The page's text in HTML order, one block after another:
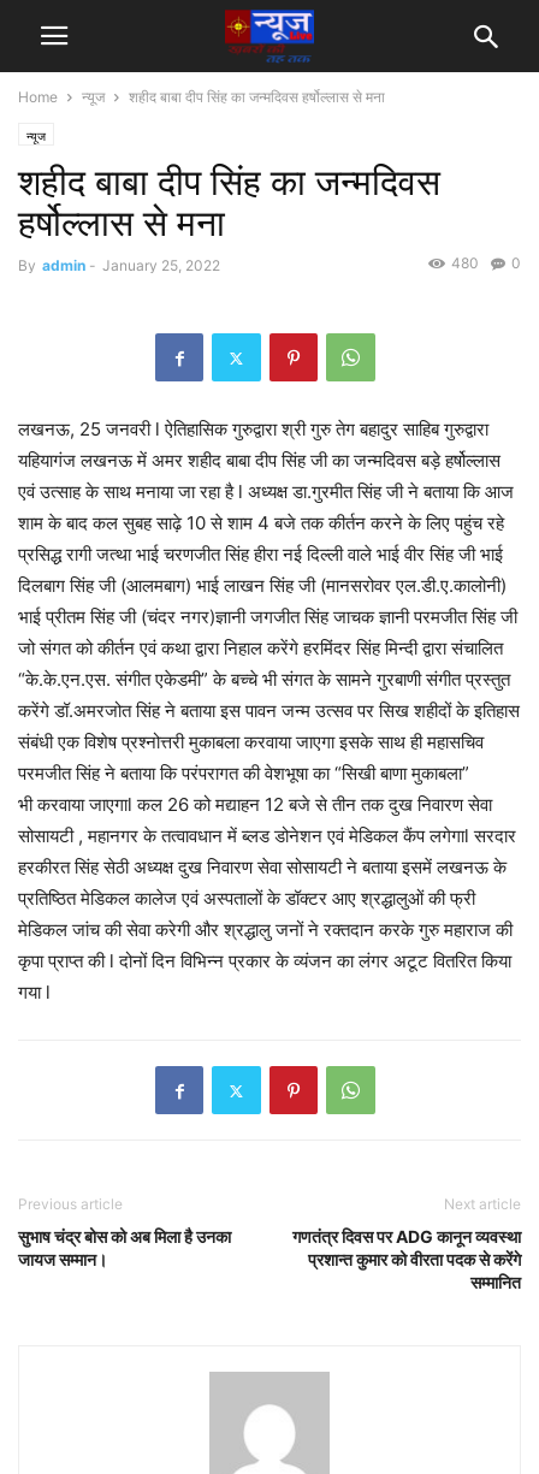
Home न्यूज शहीद बाबा दीप सिंह का जन्मदिवस हर्षोल्लास से मना
न्यूज
शहीद बाबा दीप सिंह का जन्मदिवस
हर्षोल्लास से मना
By admin - January 25, 2022 0
480
लखनऊ, 25 जनवरी l ऐतिहासिक गुरुद्वारा श्री गुरु तेग बहादुर साहिब गुरुद्वारा
यहियागंज लखनऊ में अमर शहीद बाबा दीप सिंह जी का जन्मदिवस बड़े हर्षोल्लास
एवं उत्साह के साथ मनाया जा रहा है l अध्यक्ष डा.गुरमीत सिंह जी ने बताया कि आज
शाम के बाद कल सुबह साढ़े 10 से शाम 4 बजे तक कीर्तन करने के लिए पहुंच रहे
प्रसिद्ध रागी जत्था भाई चरणजीत सिंह हीरा नई दिल्ली वाले भाई वीर सिंह जी भाई
दिलबाग सिंह जी (आलमबाग) भाई लाखन सिंह जी (मानसरोवर एल.डी.ए.कालोनी)
भाई प्रीतम सिंह जी (चंदर नगर)ज्ञानी जगजीत सिंह जाचक ज्ञानी परमजीत सिंह जी
जो संगत को कीर्तन एवं कथा द्वारा निहाल करेंगे हरमिंदर सिंह मिन्दी द्वारा संचालित
“के.के.एन.एस. संगीत एकेडमी” के बच्चे भी संगत के सामने गुरबाणी संगीत प्रस्तुत
करेंगे डॉ.अमरजोत सिंह ने बताया इस पावन जन्म उत्सव पर सिख शहीदों के इतिहास
संबंधी एक विशेष प्रश्नोत्तरी मुकाबला करवाया जाएगा इसके साथ ही महासचिव
परमजीत सिंह ने बताया कि परंपरागत की वेशभूषा का “सिखी बाणा मुकाबला”
भी करवाया जाएगाl कल 26 को मद्याहन 12 बजे से तीन तक दुख निवारण सेवा
सोसायटी , महानगर के तत्वावधान में ब्लड डोनेशन एवं मेडिकल कैंप लगेगाl सरदार
हरकीरत सिंह सेठी अध्यक्ष दुख निवारण सेवा सोसायटी ने बताया इसमें लखनऊ के
प्रतिष्ठित मेडिकल कालेज एवं अस्पतालों के डॉक्टर आए श्रद्धालुओं की फ्री
मेडिकल जांच की सेवा करेगी और श्रद्धालु जनों ने रक्तदान करके गुरु महाराज की
कृपा प्राप्त की l दोनों दिन विभिन्न प्रकार के व्यंजन का लंगर अटूट वितरित किया
गया l
Previous article
सुभाष चंद्र बोस को अब मिला है उनका
जायज सम्मान।
Next article
गणतंत्र दिवस पर ADG कानून व्यवस्था
प्रशान्त कुमार को वीरता पदक से करेंगे
सम्मानित